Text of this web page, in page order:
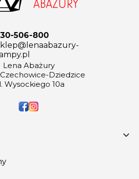
506-800
Lena Abażury
Dziedzice
Wysockiego 10a